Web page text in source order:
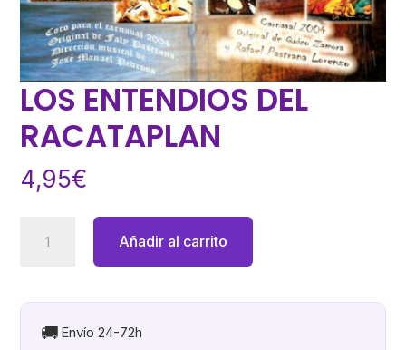
LOS ENTENDIOS DEL
RACATAPLAN
4,95€
ENTENDIOS
RACATAPLAN
cantidad
Añadir al carrito
🚚 Envío 24-72h